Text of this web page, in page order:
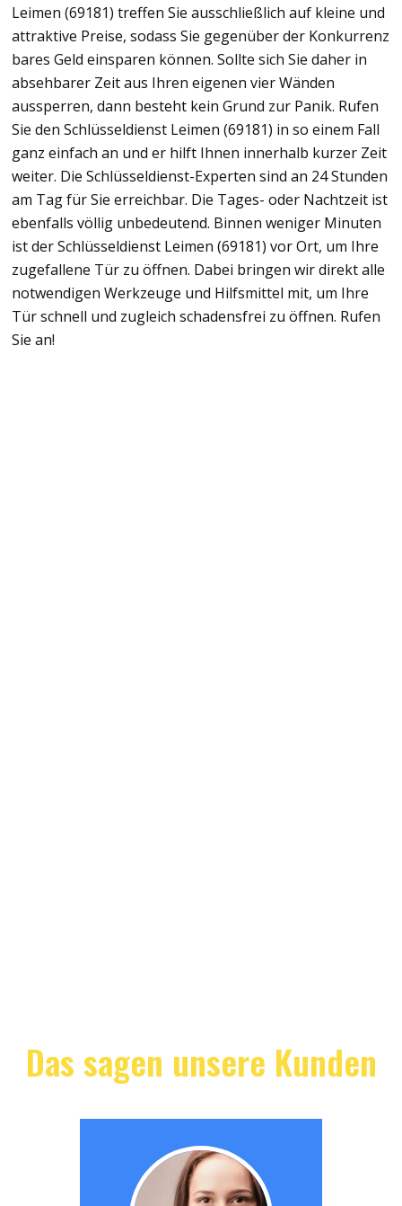
Leimen (69181) treffen Sie ausschließlich auf kleine und
attraktive Preise, sodass Sie gegenüber der Konkurrenz
bares Geld einsparen können. Sollte sich Sie daher in
absehbarer Zeit aus Ihren eigenen vier Wänden
aussperren, dann besteht kein Grund zur Panik. Rufen
Sie den Schlüsseldienst Leimen (69181) in so einem Fall
ganz einfach an und er hilft Ihnen innerhalb kurzer Zeit
weiter. Die Schlüsseldienst-Experten sind an 24 Stunden
am Tag für Sie erreichbar. Die Tages- oder Nachtzeit ist
ebenfalls völlig unbedeutend. Binnen weniger Minuten
ist der Schlüsseldienst Leimen (69181) vor Ort, um Ihre
zugefallene Tür zu öffnen. Dabei bringen wir direkt alle
notwendigen Werkzeuge und Hilfsmittel mit, um Ihre
Tür schnell und zugleich schadensfrei zu öffnen. Rufen
Sie an!
Das sagen unsere Kunden